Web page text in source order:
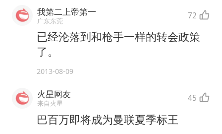
我第二上帝第一
广东东莞 72
已经沦落到和枪手一样的转会政策
了。
2013-08-09
火星网友
来自火星 45
巴百万即将成为曼联夏季标王